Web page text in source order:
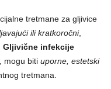
tretmane za gljivice
ili kratkoročni,
Gljivične infekcije
mogu biti uporne, estetski
tretmana.